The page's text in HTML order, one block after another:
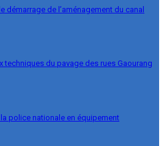
démarrage de l’aménagement du canal
techniques du pavage des rues Gaourang
la police nationale en équipement